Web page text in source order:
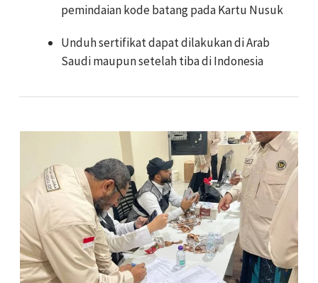
pemindaian kode batang pada Kartu Nusuk
Unduh sertifikat dapat dilakukan di Arab
Saudi maupun setelah tiba di Indonesia